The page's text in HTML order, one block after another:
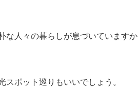
な人々の暮らしが息づいていますか
ポット巡りもいいでしょう。